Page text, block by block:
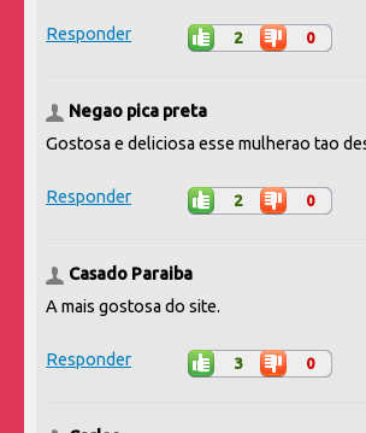
Responder 2 0
Negao pica preta
Gostosa e deliciosa esse mulherao tao
Responder 2 0
Casado Paraiba
A mais gostosa do site.
Responder 3 0